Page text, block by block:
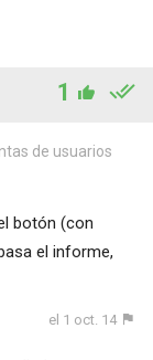
1
de usuarios
botón (con
el informe,
el 1 oct. 14